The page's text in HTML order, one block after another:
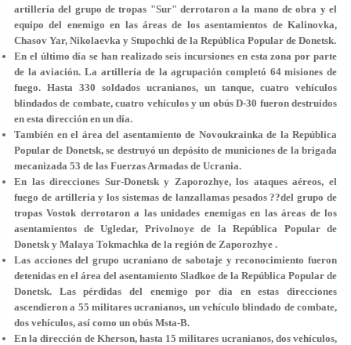
artillería del grupo de tropas "Sur" derrotaron a la mano de obra y el
equipo del enemigo en las áreas de los asentamientos de Kalinovka,
Chasov Yar, Nikolaevka y Stupochki de la República Popular de Donetsk.
En el último día se han realizado seis incursiones en esta zona por parte
de la aviación. La artillería de la agrupación completó 64 misiones de
fuego. Hasta 330 soldados ucranianos, un tanque, cuatro vehículos
blindados de combate, cuatro vehículos y un obús D-30 fueron destruidos
en esta dirección en un día.
También en el área del asentamiento de Novoukrainka de la República
Popular de Donetsk, se destruyó un depósito de municiones de la brigada
mecanizada 53 de las Fuerzas Armadas de Ucrania.
En las direcciones Sur-Donetsk y Zaporozhye, los ataques aéreos, el
fuego de artillería y los sistemas de lanzallamas pesados ??del grupo de
tropas Vostok derrotaron a las unidades enemigas en las áreas de los
asentamientos de Ugledar, Privolnoye de la República Popular de
Donetsk y Malaya Tokmachka de la región de Zaporozhye .
Las acciones del grupo ucraniano de sabotaje y reconocimiento fueron
detenidas en el área del asentamiento Sladkoe de la República Popular de
Donetsk. Las pérdidas del enemigo por día en estas direcciones
ascendieron a 55 militares ucranianos, un vehículo blindado de combate,
dos vehículos, así como un obús Msta-B.
En la dirección de Kherson, hasta 15 militares ucranianos, dos vehículos,